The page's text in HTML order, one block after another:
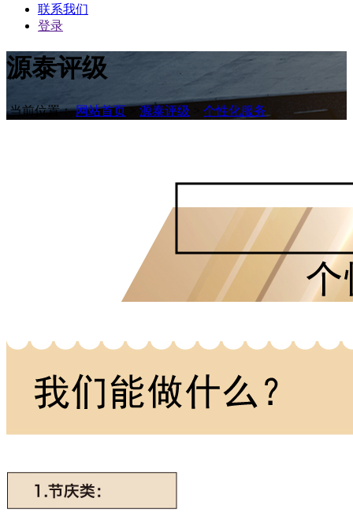
联系我们
登录
源泰评级
当前位置：网站首页>源泰评级 个性化服务